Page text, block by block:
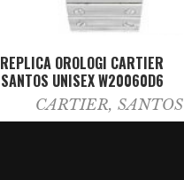
ADD TO CART
REPLICA OROLOGI CARTIER
SANTOS UNISEX W20060D6
CARTIER, SANTOS